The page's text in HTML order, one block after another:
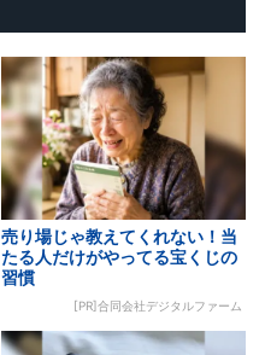
売り場じゃ教えてくれない！当
たる人だけがやってる宝くじの
習慣
[PR]合同会社デジタルファーム